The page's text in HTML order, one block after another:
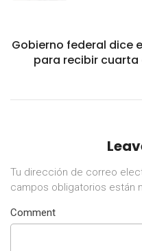
Gobierno federal dice
para recibir cuarta
Tu dirección de correo
campos obligatorios están
Comment